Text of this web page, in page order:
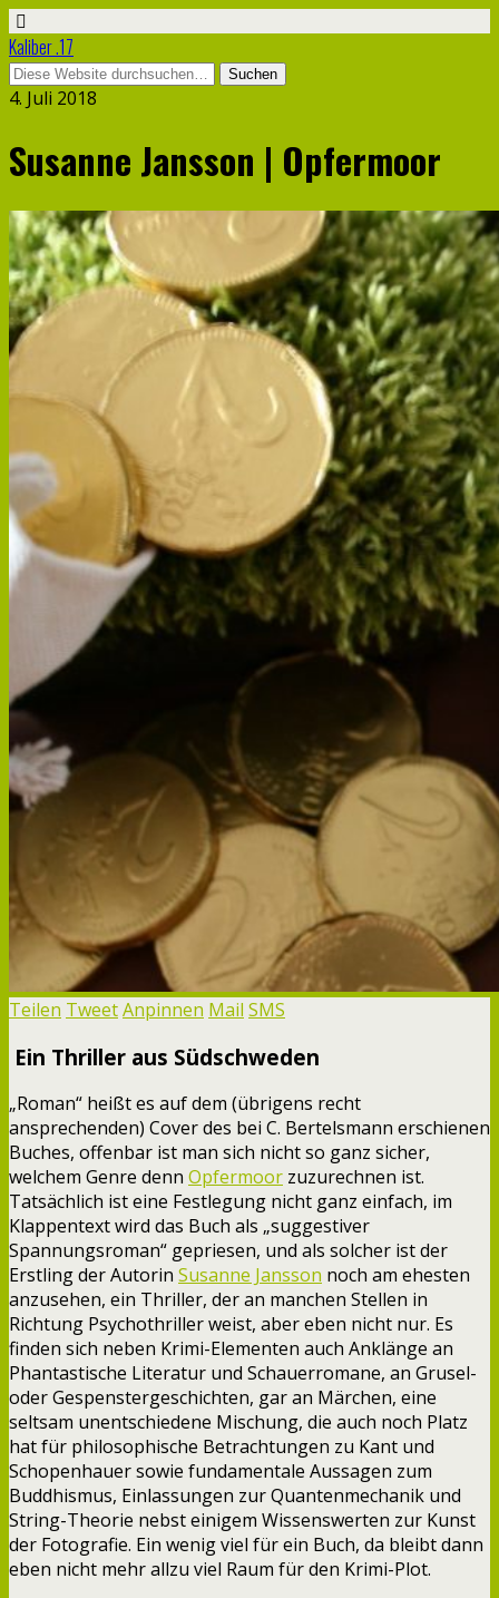
Kaliber .17
4. Juli 2018
Susanne Jansson | Opfermoor
Teilen TweetAnpinnen Mail SMS
Ein Thriller aus Südschweden
„Roman“ heißt es auf dem (übrigens recht
ansprechenden) Cover des bei C. Bertelsmann erschienen
Buches, offenbar ist man sich nicht so ganz sicher,
welchem Genre denn Opfermoor zuzurechnen ist.
Tatsächlich ist eine Festlegung nicht ganz einfach, im
Klappentext wird das Buch als „suggestiver
Spannungsroman“ gepriesen, und als solcher ist der
Erstling der Autorin Susanne Jansson noch am ehesten
anzusehen, ein Thriller, der an manchen Stellen in
Richtung Psychothriller weist, aber eben nicht nur. Es
finden sich neben Krimi-Elementen auch Anklänge an
Phantastische Literatur und Schauerromane, an Grusel-
oder Gespenstergeschichten, gar an Märchen, eine
seltsam unentschiedene Mischung, die auch noch Platz
hat für philosophische Betrachtungen zu Kant und
Schopenhauer sowie fundamentale Aussagen zum
Buddhismus, Einlassungen zur Quantenmechanik und
String-Theorie nebst einigem Wissenswerten zur Kunst
der Fotografie. Ein wenig viel für ein Buch, da bleibt dann
eben nicht mehr allzu viel Raum für den Krimi-Plot.